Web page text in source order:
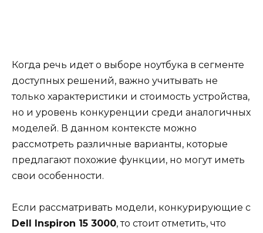
Когда речь идет о выборе ноутбука в сегменте
доступных решений, важно учитывать не
только характеристики и стоимость устройства,
но и уровень конкуренции среди аналогичных
моделей. В данном контексте можно
рассмотреть различные варианты, которые
предлагают похожие функции, но могут иметь
свои особенности.
Если рассматривать модели, конкурирующие с
Dell Inspiron 15 3000, то стоит отметить, что